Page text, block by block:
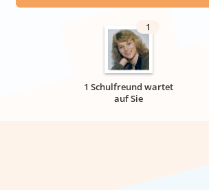
1
1 Schulfreund wartet
auf Sie